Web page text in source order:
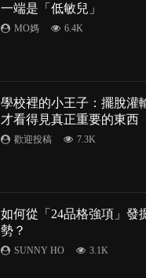
一端是「低敏兒」
MO媽 6.4K
學校裡的小王子：擺脫灌
才看得見真正重要的東西
歡迎投稿 7.3K
如何從「24品格強項」發
勢？
SUNNY HO 3.1K